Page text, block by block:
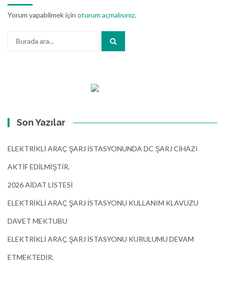
Yorum yapabilmek için oturum açmalısınız.
Son Yazılar
ELEKTRİKLİ ARAÇ ŞARJ İSTASYONUNDA DC ŞARJ CİHAZI
AKTİF EDİLMİŞTİR.
2026 AİDAT LİSTESİ
ELEKTRİKLİ ARAÇ ŞARJ İSTASYONU KULLANIM KLAVUZU
DAVET MEKTUBU
ELEKTRİKLİ ARAÇ ŞARJ İSTASYONU KURULUMU DEVAM
ETMEKTEDİR.